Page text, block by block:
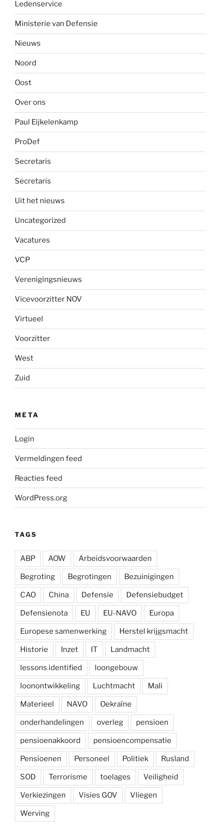
Ledenservice
Ministerie van Defensie
Nieuws
Noord
Oost
Over ons
Paul Eijkelenkamp
ProDef
Secretaris
Secretaris
Uit het nieuws
Uncategorized
Vacatures
VCP
Verenigingsnieuws
Vicevoorzitter NOV
Virtueel
Voorzitter
West
Zuid
META
Login
Vermeldingen feed
Reacties feed
WordPress.org
TAGS
ABP AOW Arbeidsvoorwaarden
Begroting Begrotingen Bezuinigingen
CAO China Defensie Defensiebudget
Defensienota EU EU-NAVO Europa
Europese samenwerking Herstel krijgsmacht
Historie Inzet IT Landmacht
lessons identified loongebouw
loonontwikkeling Luchtmacht Mali
Materieel NAVO Oekraïne
onderhandelingen overleg pensioen
pensioenakkoord pensioencompensatie
Pensioenen Personeel Politiek Rusland
SOD Terrorisme toelages Veiligheid
Verkiezingen Visies GOV Vliegen
Werving